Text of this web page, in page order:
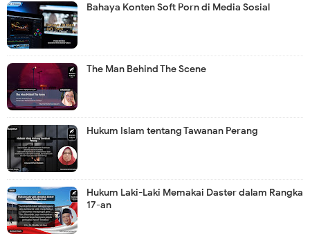
Bahaya Konten Soft Porn di Media Sosial
The Man Behind The Scene
Hukum Islam tentang Tawanan Perang
Hukum Laki-Laki Memakai Daster dalam Rangka
17-an